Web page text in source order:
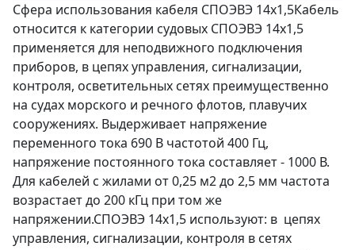
Сфера использования кабеля СПОЭВЭ 14х1,5Кабель
относится к категории судовых СПОЭВЭ 14х1,5
применяется для неподвижного подключения
приборов, в цепях управления, сигнализации,
контроля, осветительных сетях преимущественно
на судах морского и речного флотов, плавучих
сооружениях. Выдерживает напряжение
переменного тока 690 В частотой 400 Гц,
напряжение постоянного тока составляет - 1000 В.
Для кабелей с жилами от 0,25 м2 до 2,5 мм частота
возрастает до 200 кГц при том же
напряжении.СПОЭВЭ 14х1,5 используют: в цепях
управления, сигнализации, контроля в сетях